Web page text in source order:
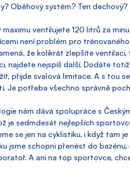
Oběhový systém? Ten dechový?
ventilujete 120 litrů za
není problém pro
že kolikrát zlepšíte
najdete nejspíš další. Dodáte
přijde svalová limitace. A s tou
Je potřeba všechno správně
nám dává spolupráce s
je sedmdesát nejlepších
se jen na cyklistiku, i když tam
jsme schopni přenést do bazénu,
A ani na top sportovce,